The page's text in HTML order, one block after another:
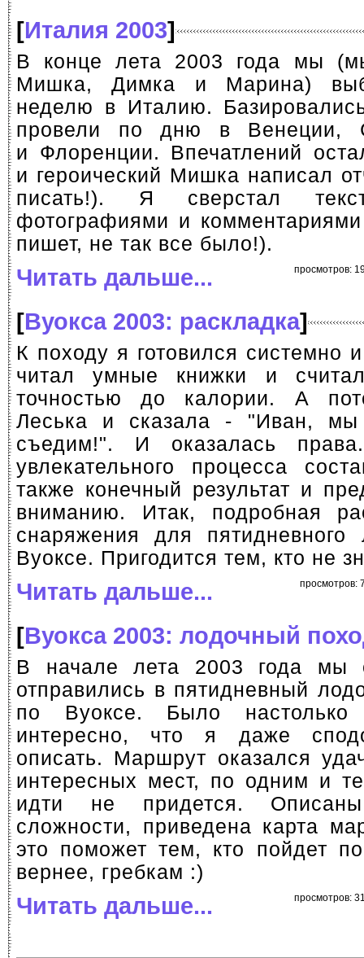
[Италия 2003]
В конце лета 2003 года мы
Мишка, Димка и Марина)
неделю в Италию.
провели по дню в Венеции,
и Флоренции. Впечатлений
и героический Мишка написал
писать!). Я сверстал
фотографиями и
пишет, не так все было!).
просмотров:
Читать дальше...
[Вуокса 2003: раскладка]
К походу я готовился системно
читал умные книжки и
точностью до калории. А
Леська и сказала - "Иван,
съедим!". И оказалась
увлекательного процесса
также конечный результат и
вниманию. Итак, подробная
снаряжения для пятидневного
Вуоксе. Пригодится тем, кто не
просмотров:
Читать дальше...
[Вуокса 2003: лодочный
В начале лета 2003 года мы
отправились в пятидневный
по Вуоксе. Было
интересно, что я даже
описать. Маршрут оказался
интересных мест, по одним и
идти не придется.
сложности, приведена карта
это поможет тем, кто пойдет
вернее, гребкам :)
просмотров:
Читать дальше...